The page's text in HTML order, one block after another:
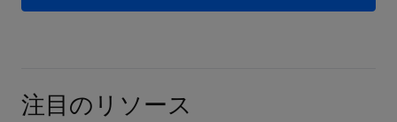
注目のリソース